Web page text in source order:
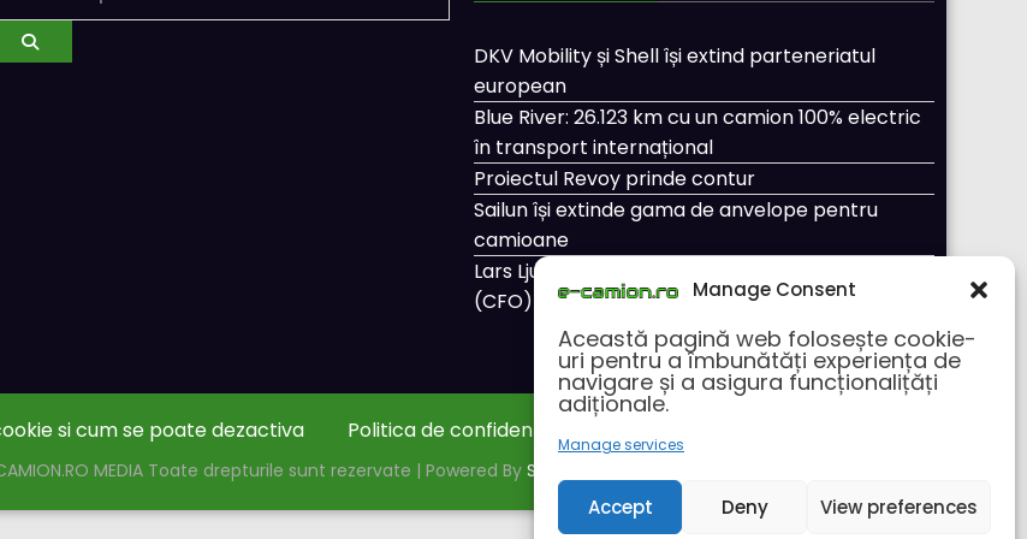
Manage Consent
Această pagină web folosește cookie-
uri pentru a îmbunătăți experiența de
navigare și a asigura funcționalițăți
adiționale.
Manage services
Accept Deny View preferences
DKV Mobility și Shell își extind parteneriatul
european
Blue River: 26.123 km cu un camion 100% electric
în transport internațional
Proiectul Revoy prinde contur
Sailun își extinde gama de anvelope pentru
camioane
Lars Ljungström a fost numit director general
(CFO) pentru cellcentric
si cum se poate dezactiva Politica de confidentialitate
MEDIA Toate drepturile sunt rezervate | Powered BySpiceThemes